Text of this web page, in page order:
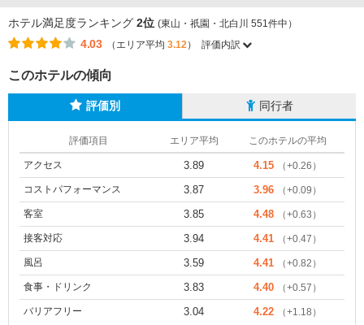
ホテル満足度ランキング 2位 (東山・祇園・北白川 551件中）
4.03 （エリア平均 3.12） 評価内訳
このホテルの傾向
評価別 同行者
評価項目 エリア平均 このホテルの平均
アクセス 3.89 4.15 （+0.26）
コストパフォーマンス 3.87 3.96 （+0.09）
客室 3.85 4.48 （+0.63）
接客対応 3.94 4.41 （+0.47）
風呂 3.59 4.41 （+0.82）
食事・ドリンク 3.83 4.40 （+0.57）
バリアフリー 3.04 4.22 （+1.18）